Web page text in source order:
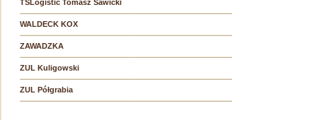
TSLogistic Tomasz Sawicki
WALDECK KOX
ZAWADZKA
ZUL Kuligowski
ZUL Półgrabia